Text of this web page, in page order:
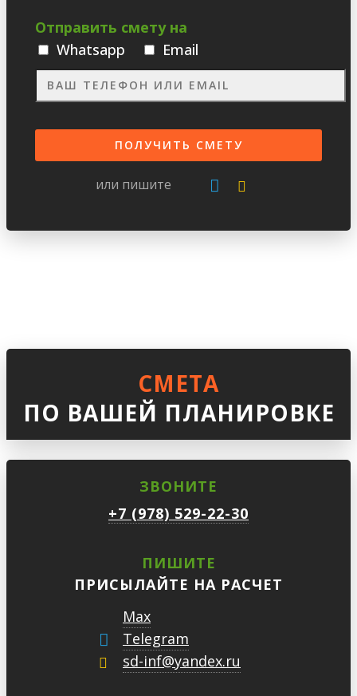
Отправить смету на
Whatsаpp
Email
или пишите
СМЕТА
ПО ВАШЕЙ ПЛАНИРОВКЕ
ЗВОНИТЕ
+7 (978) 529-22-30
ПИШИТЕ
ПРИСЫЛАЙТЕ НА РАСЧЕТ
Max
Telegram
sd-inf@yandex.ru